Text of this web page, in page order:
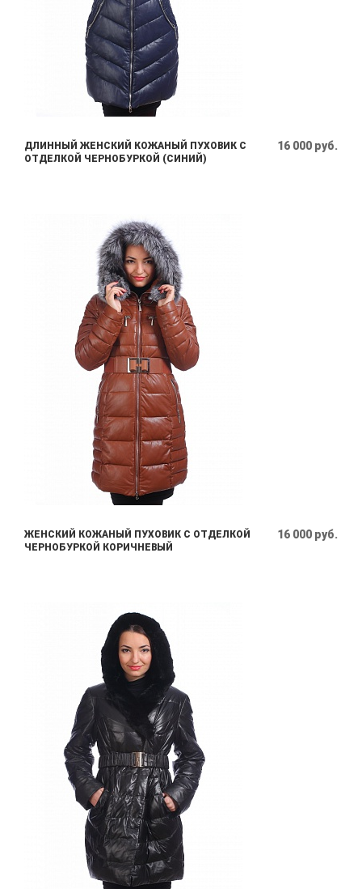
ДЛИННЫЙ ЖЕНСКИЙ КОЖАНЫЙ ПУХОВИК С
ОТДЕЛКОЙ ЧЕРНОБУРКОЙ (СИНИЙ)
16 000 руб.
ЖЕНСКИЙ КОЖАНЫЙ ПУХОВИК С ОТДЕЛКОЙ
ЧЕРНОБУРКОЙ КОРИЧНЕВЫЙ
16 000 руб.